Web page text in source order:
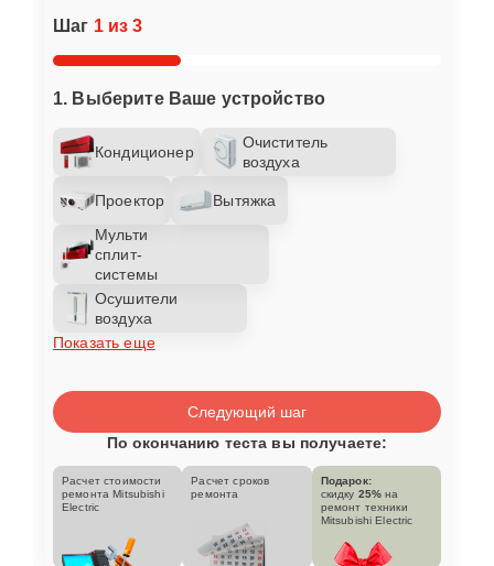
Шаг 1 из 3
1. Выберите Ваше устройство
Кондиционер
Очиститель
воздуха
Проектор
Вытяжка
Мульти
сплит-
системы
Осушители
воздуха
Показать еще
Следующий шаг
По окончанию теста вы получаете:
Расчет стоимости
ремонта Mitsubishi
Electric
Расчет сроков
ремонта
Подарок:
скидку 25% на
ремонт техники
Mitsubishi Electric